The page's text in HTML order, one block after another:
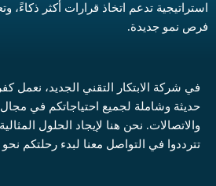
استراتيجية تدعم اتخاذ قرارات أكثر ذكاءً،
فرص نمو جديدة.
في شركة الابتكار التقني الجديد، نعمل
حديثة وشاملة لجميع احتياجاتكم في مجال
والاتصالات. نحن هنا لإيجاد الحلول
تترددوا في التواصل معنا لبدء رحلتكم